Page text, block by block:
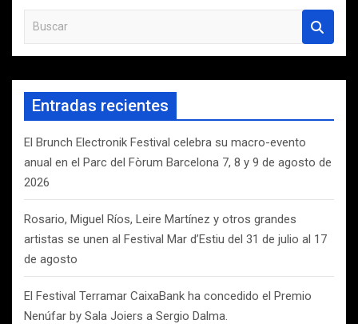
s
c
r
Entradas recientes
El Brunch Electronik Festival celebra su macro-evento
anual en el Parc del Fòrum Barcelona 7, 8 y 9 de agosto de
2026
Rosario, Miguel Ríos, Leire Martínez y otros grandes
artistas se unen al Festival Mar d’Estiu del 31 de julio al 17
de agosto
El Festival Terramar CaixaBank ha concedido el Premio
Nenúfar by Sala Joiers a Sergio Dalma.